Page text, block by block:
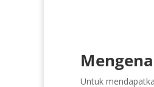
Untuk